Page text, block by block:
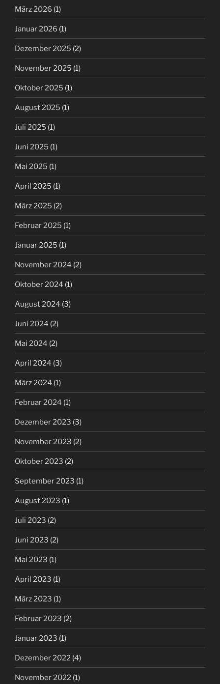
März 2026 (1)
Januar 2026 (1)
Dezember 2025 (2)
November 2025 (1)
Oktober 2025 (1)
August 2025 (1)
Juli 2025 (1)
Juni 2025 (1)
Mai 2025 (1)
April 2025 (1)
März 2025 (2)
Februar 2025 (1)
Januar 2025 (1)
November 2024 (2)
Oktober 2024 (1)
August 2024 (3)
Juni 2024 (2)
Mai 2024 (2)
April 2024 (3)
März 2024 (1)
Februar 2024 (1)
Dezember 2023 (3)
November 2023 (2)
Oktober 2023 (2)
September 2023 (1)
August 2023 (1)
Juli 2023 (2)
Juni 2023 (2)
Mai 2023 (1)
April 2023 (1)
März 2023 (1)
Februar 2023 (2)
Januar 2023 (1)
Dezember 2022 (4)
November 2022 (1)